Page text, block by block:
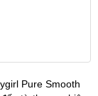
Pure Smooth